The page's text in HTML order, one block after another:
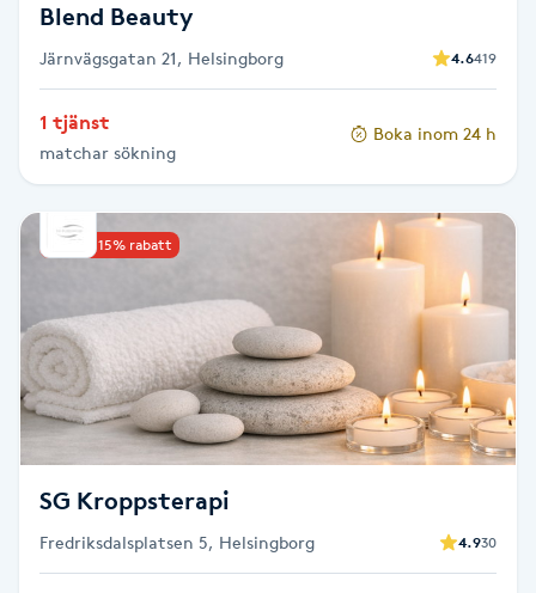
Blowout
Bottenfärg
Brynformning
Brynfärgning
Brynplockning
Bröllopsuppsättning
C
Celluliter
Coachning
Blend Beauty
Järnvägsgatan 21, Helsingborg 4.6419
1 tjänst
matchar sökning
Boka inom 24 h
Upp till 15% rabatt
SG Kroppsterapi
Fredriksdalsplatsen 5, Helsingborg 4.930